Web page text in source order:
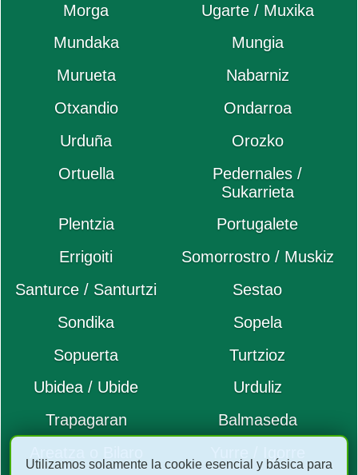
Morga
Ugarte / Muxika
Mundaka
Mungia
Murueta
Nabarniz
Otxandio
Ondarroa
Urduña
Orozko
Ortuella
Pedernales /
Sukarrieta
Plentzia
Portugalete
Errigoiti
Somorrostro / Muskiz
Santurce / Santurtzi
Sestao
Sondika
Sopela
Sopuerta
Turtzioz
Ubidea / Ubide
Urduliz
Trapagaran
Balmaseda
Utilizamos solamente la cookie esencial y básica para